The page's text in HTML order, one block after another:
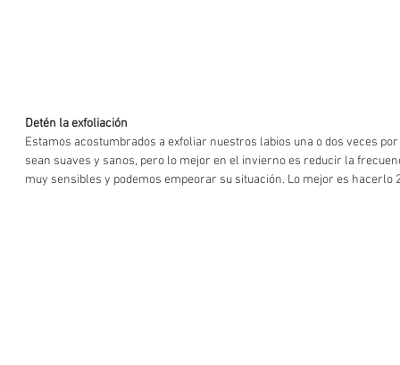
Detén la exfoliación
Estamos acostumbrados a exfoliar nuestros labios una o dos veces
sean suaves y sanos, pero lo mejor en el invierno es reducir la
muy sensibles y podemos empeorar su situación. Lo mejor es hacerlo